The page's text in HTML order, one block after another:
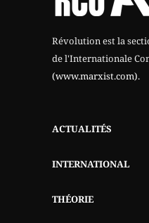
Révolution est la
de l'Internationale
(www.marxist.com).
ACTUALITÉS
INTERNATIONAL
THÉORIE